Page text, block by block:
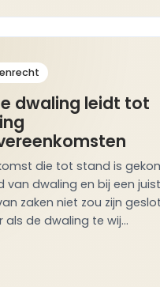
dwaling leidt tot
die tot stand is
van dwaling en bij een
zaken niet zou zijn
als de dwaling te wij…